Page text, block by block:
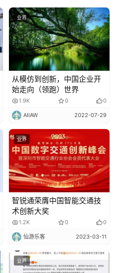
业界
从模仿到创新，中国企业开
始走向（领跑）世界
1.9K 0 0
AIIAW 2022-07-29
业界
智锐通荣膺中国智能交通技
术创新大奖
1.2K 0 0
仙游乐客 2023-03-11
业界